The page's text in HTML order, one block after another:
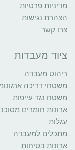
מדיניות פרטיות
הצהרת נגישות
צרו קשר
ציוד מעבדות
ריהוט מעבדה
משטחי דריכה
משטח נגד עייפות
ארונות חומרים
עגלות
מתכלים למעבדה
ארונות בטיחות